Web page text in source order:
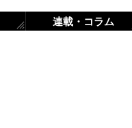
連載・コラム